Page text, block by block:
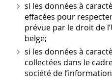
si les données à
effacées pour
prévue par le droit de
belge;
si les données à
collectées dans le
société de